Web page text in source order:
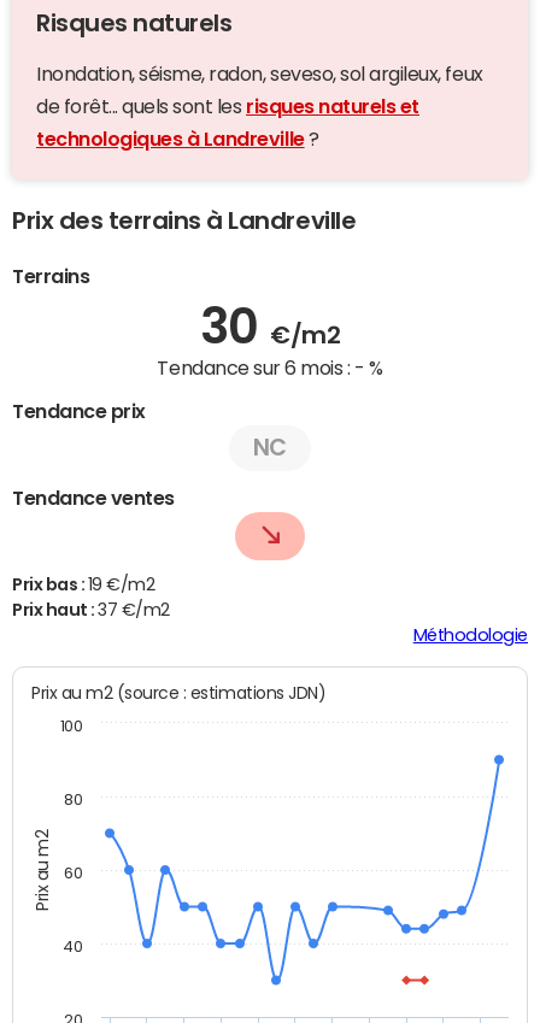
Risques naturels
Inondation, séisme, radon, seveso, sol argileux, feux
de forêt... quels sont les risques naturels et
technologiques à Landreville?
Prix des terrains à Landreville
Terrains
30 €/m2
Tendance sur 6 mois : - %
Tendance prix
NC
Tendance ventes
Prix bas : 19 €/m2
Prix haut :37 €/m2
Méthodologie
Prix au m2
Prix au m2 (source : estimations JDN)
40
60
80
100